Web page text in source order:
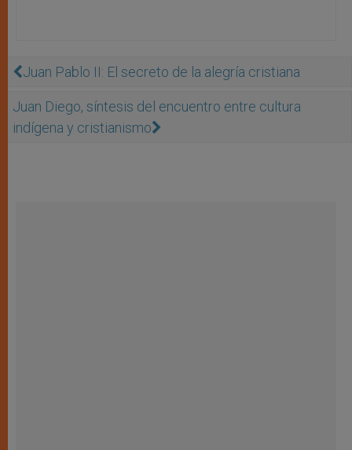
Juan Pablo II: El secreto de la alegría cristiana
Juan Diego, síntesis del encuentro entre cultura
indígena y cristianismo